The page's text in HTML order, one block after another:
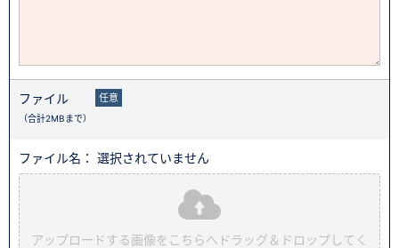
ファイル
（合計2MBまで）
任意
ファイル名： 選択されていません
アップロードする画像をこちらへドラッグ＆ドロップしてく